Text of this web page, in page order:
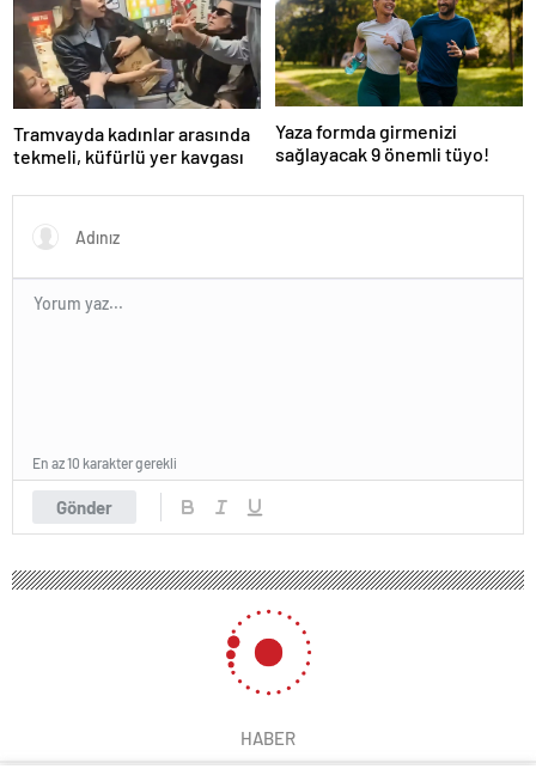
Tramvayda kadınlar arasında
tekmeli, küfürlü yer kavgası
Yaza formda girmenizi
sağlayacak 9 önemli tüyo!
Gönder
En az 10 karakter gerekli
HABER